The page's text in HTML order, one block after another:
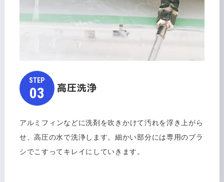
STEP​​​​​
​​​​​​​03 高圧洗浄
アルミフィンなどに洗剤を吹きかけて汚れを浮き上がら
せ、高圧の水で洗浄します。細かい部分には専用のブラ
シでこすってキレイにしていきます。